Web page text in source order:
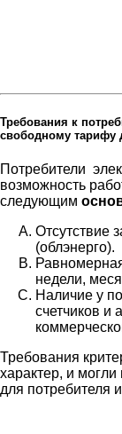
Требования к
свободному тарифу
Потребители
возможность
следующим
Отсутствие
(облэнерго).
недели,
Наличие у
счетчиков и
Требования
характер, и
для потребителя